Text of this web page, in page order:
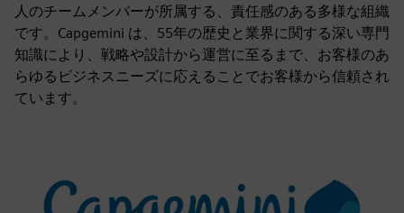
人のチームメンバーが所属する、責任感のある多様な組織
です。Capgemini は、55年の歴史と業界に関する深い専門
知識により、戦略や設計から運営に至るまで、お客様のあ
らゆるビジネスニーズに応えることでお客様から信頼され
ています。